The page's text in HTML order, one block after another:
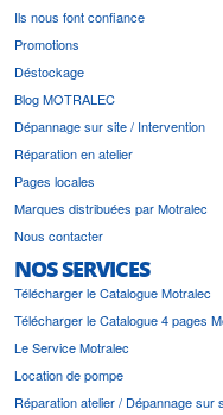
Ils nous font confiance
Promotions
Déstockage
Blog MOTRALEC
Dépannage sur site / Intervention
Réparation en atelier
Pages locales
Marques distribuées par Motralec
Nous contacter
NOS SERVICES
Télécharger le Catalogue Motralec
Télécharger le Catalogue 4 pages
Le Service Motralec
Location de pompe
Réparation atelier / Dépannage sur